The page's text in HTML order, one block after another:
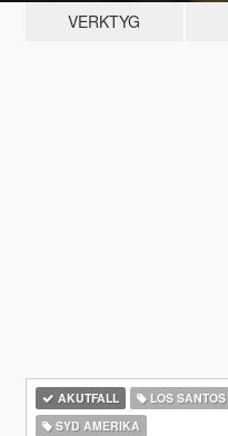
VERKTYG
AKUTFALL LOS SANTOS
SYD AMERIKA